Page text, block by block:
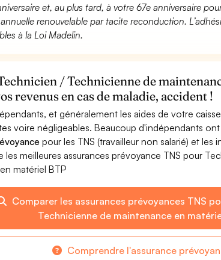
et, au plus tard, à votre 67e anniversaire
renouvelable par tacite reconduction.
à la Loi Madelin.
/ Technicienne de
revenus en cas de maladie, accident !
et généralement les aides de votre
voire négligeables. Beaucoup d'indépendants ont
pour les TNS (travailleur non salarié) et les
les meilleures assurances prévoyance TNS pour
matériel BTP
Comparer les assurances prévoyances TNS
Technicienne de maintenance en
Comprendre l'assurance